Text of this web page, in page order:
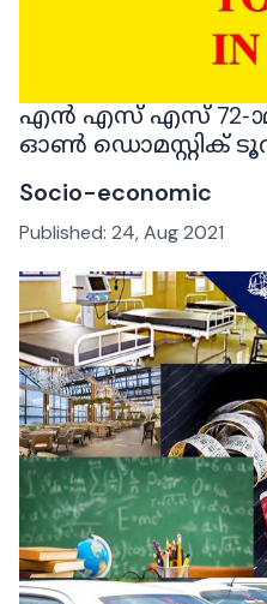
എൻ എസ് എസ് 72-ാമത്
ഓൺ ഡൊമസ്റ്റിക്
Socio-economic
Published: 24, Aug 2021